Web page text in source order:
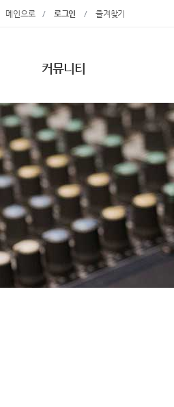
즐겨찾기
로그인 /
메인으로/
커뮤니티